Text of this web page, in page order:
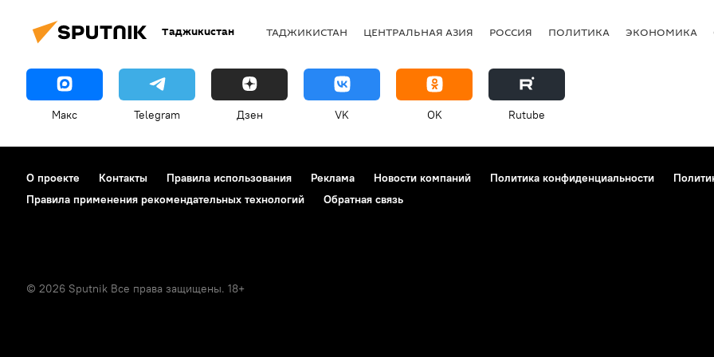
Таджикистан ТАДЖИКИСТАН ЦЕНТРАЛЬНАЯ АЗИЯ РОССИЯ ПОЛИТИКА ЭКОНОМИКА
Макс Telegram Дзен VK OK Rutube
О проекте Контакты Правила использования Реклама Новости компаний Политика конфиденциальности
Правила применения рекомендательных технологий
Обратная связь
© 2026 Sputnik Все права защищены. 18+